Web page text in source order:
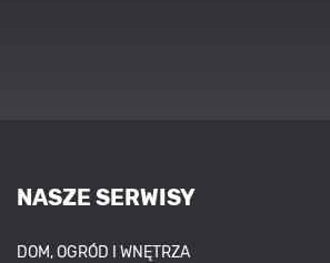
NASZE SERWISY
DOM, OGRÓD I WNĘTRZA